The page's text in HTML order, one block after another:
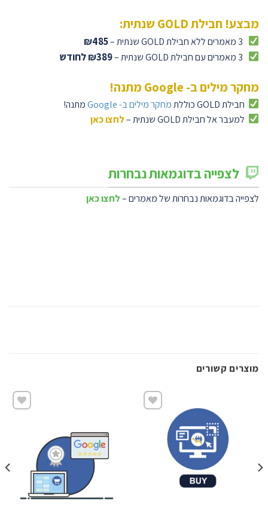
מבצע! חבילת GOLD שנתית:
3 מאמרים ללא חבילת GOLD שנתית – ₪485
3 מאמרים עם חבילת GOLD שנתית – ₪389 לחודש
מחקר מילים ב- Google מתנה!
חבילת GOLD כוללת מחקר מילים ב- Google
מתנה!
למעבר אל חבילת GOLD שנתית –
לחצו כאן
לצפייה בדוגמאות נבחרות
לצפייה בדוגמאות נבחרות של מאמרים –לחצו כאן
מוצרים קשורים